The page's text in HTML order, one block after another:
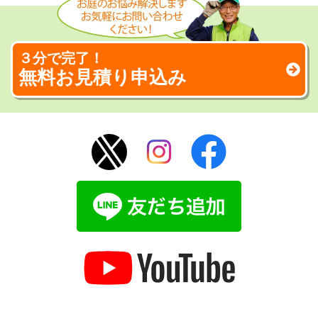
３分で完了！
無料お見積り申込み